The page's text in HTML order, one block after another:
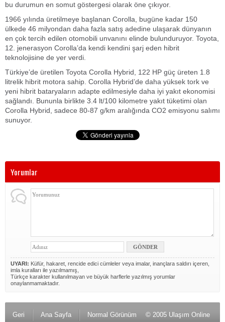
bu durumun en somut göstergesi olarak öne çıkıyor.
1966 yılında üretilmeye başlanan Corolla, bugüne kadar 150
ülkede 46 milyondan daha fazla satış adedine ulaşarak dünyanın
en çok tercih edilen otomobili unvanını elinde bulunduruyor. Toyota,
12. jenerasyon Corolla’da kendi kendini şarj eden hibrit
teknolojisine de yer verdi.
Türkiye’de üretilen Toyota Corolla Hybrid, 122 HP güç üreten 1.8
litrelik hibrit motora sahip. Corolla Hybrid’de daha yüksek tork ve
yeni hibrit bataryaların adapte edilmesiyle daha iyi yakıt ekonomisi
sağlandı. Bununla birlikte 3.4 lt/100 kilometre yakıt tüketimi olan
Corolla Hybrid, sadece 80-87 g/km aralığında CO2 emisyonu salımı
sunuyor.
Yorumlar
UYARI: Küfür, hakaret, rencide edici cümleler veya imalar, inançlara saldırı içeren,
imla kuralları ile yazılmamış,
Türkçe karakter kullanılmayan ve büyük harflerle yazılmış yorumlar
onaylanmamaktadır.
Geri Ana Sayfa Normal Görünüm © 2005 Ulaşım Online